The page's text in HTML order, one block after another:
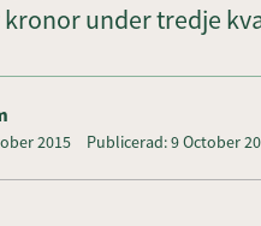
under tredje
2015 Publicerad: 9 October